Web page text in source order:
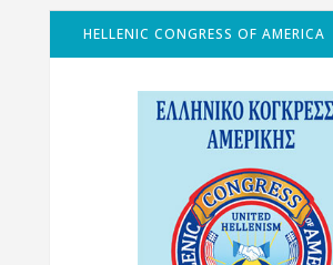
HELLENIC CONGRESS OF AMERICA